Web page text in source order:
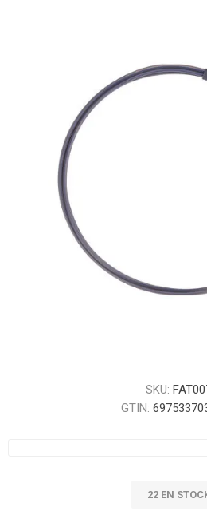
SKU:
GTIN:
22 EN